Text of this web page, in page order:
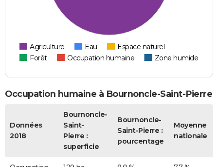
Agriculture Eau
Espace naturel
Forêt
Occupation humaine Zone humide
Occupation humaine à Bournoncle-Saint-Pierre
Données
2018
Bournoncle-
Saint-
Pierre :
superficie
Bournoncle-
Saint-Pierre :
pourcentage
Moyenne
nationale